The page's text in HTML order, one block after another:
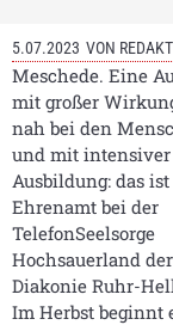
5.07.2023 VON
Meschede. Eine
mit großer
nah bei den
und mit intensiver
Ausbildung: das ist
Ehrenamt bei der
TelefonSeelsorge
Hochsauerland der
Diakonie Ruhr-
Im Herbst beginnt